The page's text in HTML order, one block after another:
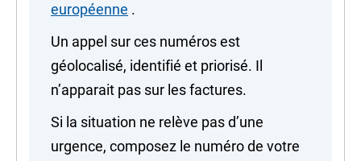
européenne .
Un appel sur ces numéros est
géolocalisé, identifié et priorisé. Il
n’apparait pas sur les factures.
Si la situation ne relève pas d’une
urgence, composez le numéro de votre